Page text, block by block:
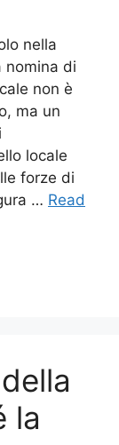
nella
nomina di
non è
ma un
locale
forze di
… Read
la